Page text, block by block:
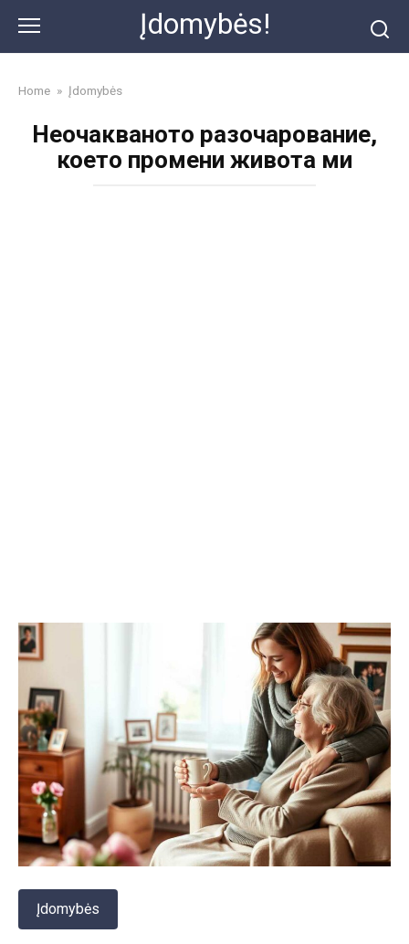
content
Įdomybės!
Home » Įdomybės
Неочакваното разочарование,
което промени живота ми
Įdomybės